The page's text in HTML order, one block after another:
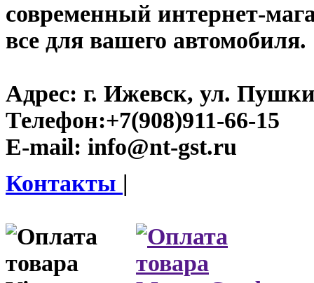
современный интернет-
все для вашего автомобиля.
Адрес: г. Ижевск, ул.
Телефон:+7(908)911-66-15
E-mail: info@nt-gst.ru
Контакты |